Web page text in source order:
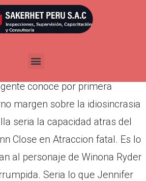
enmarzo 18, 2022
The Weinstein Company.
conoce por primera
margen sobre la idiosincrasia
seri­a la capacidad atras del
Close en Atraccion fatal. Es lo
al personaje de Winona Ryder
Seri­a lo que Jennifer